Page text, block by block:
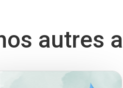
autres